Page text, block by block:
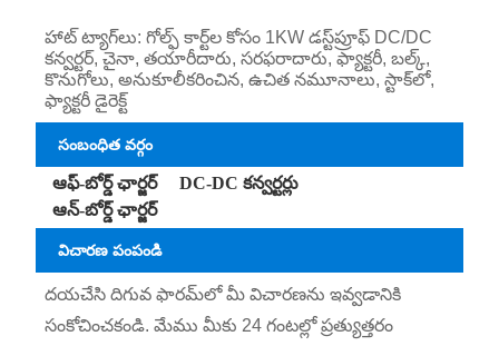
హాట్ ట్యాగ్‌లు: గోల్ఫ్ కార్ట్‌ల కోసం 1KW డస్ట్‌ప్రూఫ్ DC/DC
కన్వర్టర్, చైనా, తయారీదారు, సరఫరాదారు, ఫ్యాక్టరీ, బల్క్,
కొనుగోలు, అనుకూలీకరించిన, ఉచిత నమూనాలు, స్టాక్‌లో,
ఫ్యాక్టరీ డైరెక్ట్
సంబంధిత వర్గం
ఆఫ్-బోర్డ్ ఛార్జర్
DC-DC కన్వర్టర్లు
ఆన్-బోర్డ్ ఛార్జర్
విచారణ పంపండి
దయచేసి దిగువ ఫారమ్‌లో మీ విచారణను ఇవ్వడానికి
సంకోచించకండి. మేము మీకు 24 గంటల్లో ప్రత్యుత్తరం